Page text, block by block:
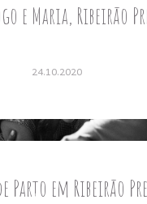
e Maria, Ribeirão
24.10.2020
Parto em Ribeirão